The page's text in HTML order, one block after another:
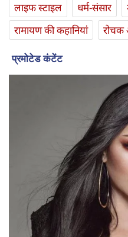
लाइफ स्‍टाइल
धर्म-संसार
रामायण की कहानियां
रोचक